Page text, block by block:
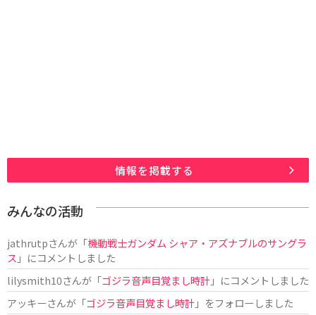
情報を掲載する
みんなの活動
jathrutpさんが「機動戦士ガンダム シャア・アズナブルのサングラ
ス 」にコメントしました
lilysmith10さんが「ゴジラ音声目覚まし時計」にコメントしました
アッキーさんが「ゴジラ音声目覚まし時計」をフォローしました